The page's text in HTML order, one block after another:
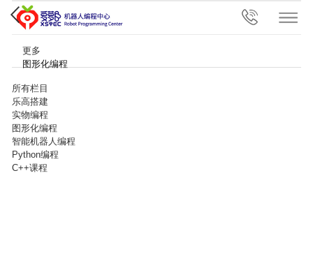
更多
图形化编程
所有栏目
乐高搭建
实物编程
图形化编程
智能机器人编程
Python编程
C++课程